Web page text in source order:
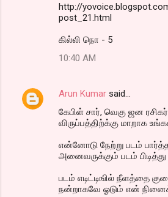
http://
post_21.html
கில்லி நொ - 5
10:40 AM
Arun Kumar said…
கேபிள் சார், வெகு ஜன
விருப்பத்திற்க்கு மாறாக
என்னோடு நேற்று படம்
அனைவருக்கும் படம் பிடித்து
படம் எடிட்டிஙில் நீளத்தை
நன்றாகவே ஓடும் என்